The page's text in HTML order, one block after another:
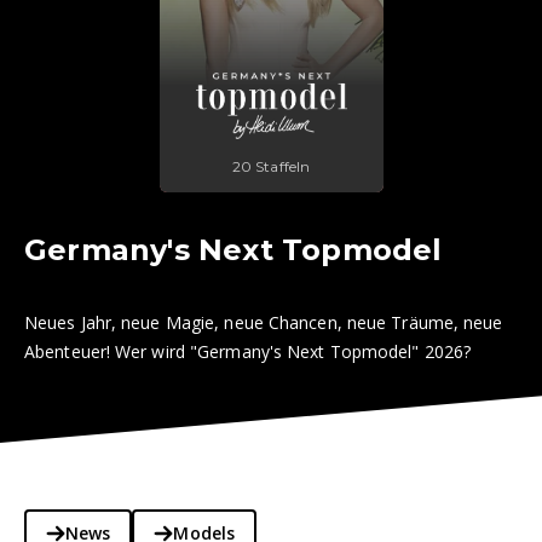
20 Staffeln
Germany's Next Topmodel
Neues Jahr, neue Magie, neue Chancen, neue Träume, neue
Abenteuer! Wer wird "Germany's Next Topmodel" 2026?
News Models